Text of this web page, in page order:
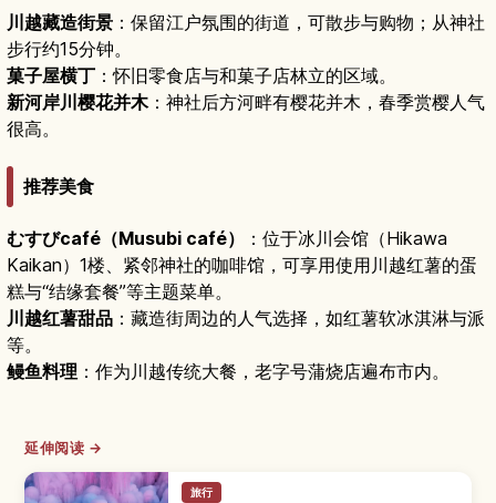
川越藏造街景 ：保留江户氛围的街道，可散步与购物；从神社
步行约15分钟。
菓子屋横丁 ：怀旧零食店与和菓子店林立的区域。
新河岸川樱花并木：神社后方河畔有樱花并木，春季赏樱人气
很高。
推荐美食
むすびcafé（Musubi café）
：位于冰川会馆（Hikawa
Kaikan）1楼、紧邻神社的咖啡馆，可享用使用川越红薯的蛋
糕与“结缘套餐”等主题菜单。
川越红薯甜品 ：藏造街周边的人气选择，如红薯软冰淇淋与派
等。
鳗鱼料理 ：作为川越传统大餐，老字号蒲烧店遍布市内。
延伸阅读 →
旅行